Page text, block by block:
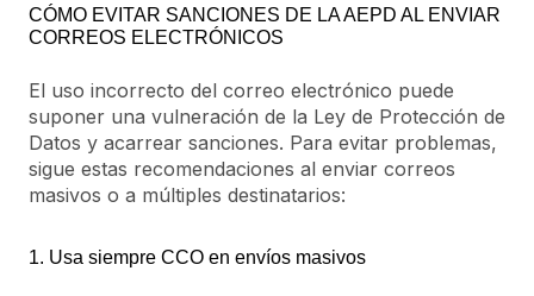
CÓMO EVITAR SANCIONES DE LA AEPD AL ENVIAR
CORREOS ELECTRÓNICOS
El uso incorrecto del correo electrónico puede
suponer una vulneración de la Ley de Protección de
Datos y acarrear sanciones. Para evitar problemas,
sigue estas recomendaciones al enviar correos
masivos o a múltiples destinatarios:
1. Usa siempre CCO en envíos masivos